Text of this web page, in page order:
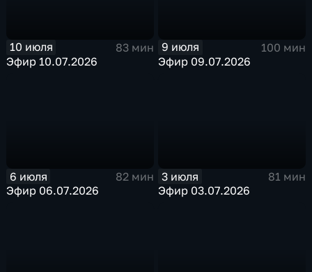
10 июля
83 мин
Эфир 10.07.2026
9 июля
100 мин
Эфир 09.07.2026
6 июля
82 мин
Эфир 06.07.2026
3 июля
81 мин
Эфир 03.07.2026